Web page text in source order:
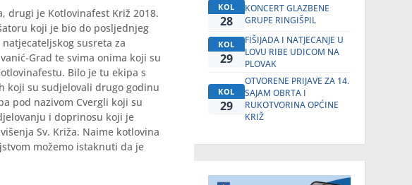
drugi je Kotlovinafest Križ 2018.
koji je bio do posljednjeg
susreta za
Grad te svima onima koji su
Bilo je tu ekipa s
koji su sudjelovali drugo godinu
pod nazivom Cvergli koji su
i doprinosu koji je
Sv. Križa. Naime kotlovina
možemo istaknuti da je
KOL
28
KONCERT GLAZBENE
GRUPE RINGIŠPIL
KOL
29
FIŠIJADA I NATJECANJE U
LOVU RIBE UDICOM NA
PLOVAK
KOL
29
OTVORENE PRIJAVE ZA 14.
SAJAM OBRTA I
RUKOTVORINA OPĆINE
KRIŽ